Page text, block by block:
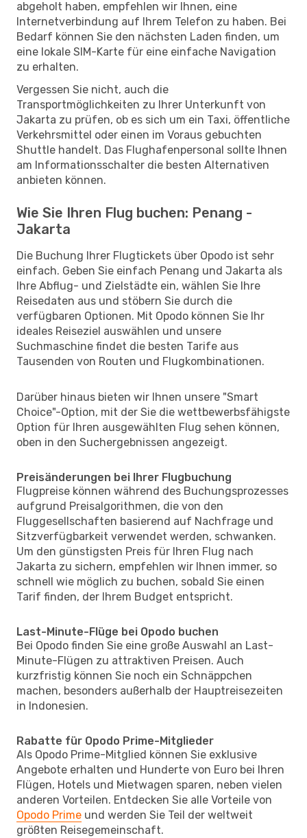
abgeholt haben, empfehlen wir Ihnen, eine
Internetverbindung auf Ihrem Telefon zu haben. Bei
Bedarf können Sie den nächsten Laden finden, um
eine lokale SIM-Karte für eine einfache Navigation
zu erhalten.
Vergessen Sie nicht, auch die
Transportmöglichkeiten zu Ihrer Unterkunft von
Jakarta zu prüfen, ob es sich um ein Taxi, öffentliche
Verkehrsmittel oder einen im Voraus gebuchten
Shuttle handelt. Das Flughafenpersonal sollte Ihnen
am Informationsschalter die besten Alternativen
anbieten können.
Wie Sie Ihren Flug buchen: Penang -
Jakarta
Die Buchung Ihrer Flugtickets über Opodo ist sehr
einfach. Geben Sie einfach Penang und Jakarta als
Ihre Abflug- und Zielstädte ein, wählen Sie Ihre
Reisedaten aus und stöbern Sie durch die
verfügbaren Optionen. Mit Opodo können Sie Ihr
ideales Reiseziel auswählen und unsere
Suchmaschine findet die besten Tarife aus
Tausenden von Routen und Flugkombinationen.
Darüber hinaus bieten wir Ihnen unsere "Smart
Choice"-Option, mit der Sie die wettbewerbsfähigste
Option für Ihren ausgewählten Flug sehen können,
oben in den Suchergebnissen angezeigt.
Preisänderungen bei Ihrer Flugbuchung
Flugpreise können während des Buchungsprozesses
aufgrund Preisalgorithmen, die von den
Fluggesellschaften basierend auf Nachfrage und
Sitzverfügbarkeit verwendet werden, schwanken.
Um den günstigsten Preis für Ihren Flug nach
Jakarta zu sichern, empfehlen wir Ihnen immer, so
schnell wie möglich zu buchen, sobald Sie einen
Tarif finden, der Ihrem Budget entspricht.
Last-Minute-Flüge bei Opodo buchen
Bei Opodo finden Sie eine große Auswahl an Last-
Minute-Flügen zu attraktiven Preisen. Auch
kurzfristig können Sie noch ein Schnäppchen
machen, besonders außerhalb der Hauptreisezeiten
in Indonesien.
Rabatte für Opodo Prime-Mitglieder
Als Opodo Prime-Mitglied können Sie exklusive
Angebote erhalten und Hunderte von Euro bei Ihren
Flügen, Hotels und Mietwagen sparen, neben vielen
anderen Vorteilen. Entdecken Sie alle Vorteile von
Opodo Prime und werden Sie Teil der weltweit
größten Reisegemeinschaft.